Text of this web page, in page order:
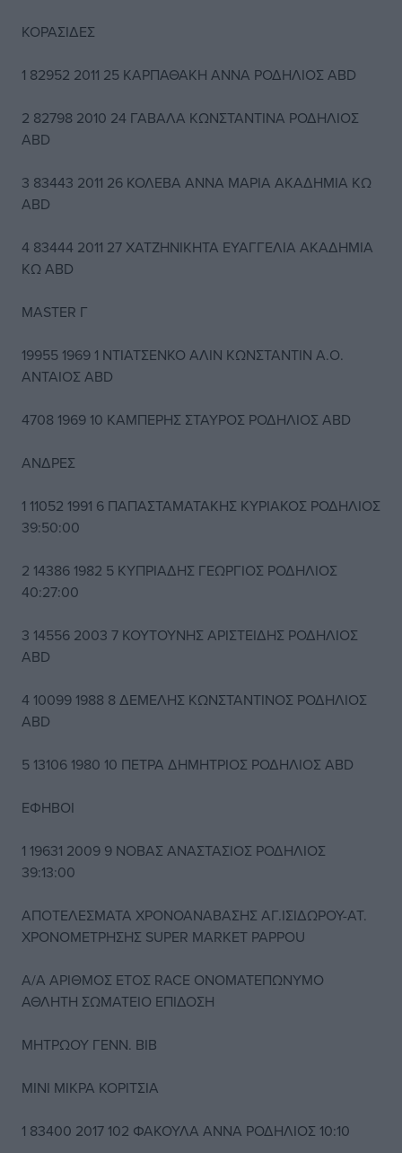
ΚΟΡΑΣΙΔΕΣ
1 82952 2011 25 ΚΑΡΠΑΘΑΚΗ ΑNNΑ ΡΟΔΗΛΙΟΣ ABD
2 82798 2010 24 ΓΑΒΑΛΑ ΚΩΝΣΤΑΝΤΙΝΑ ΡΟΔΗΛΙΟΣ
ABD
3 83443 2011 26 ΚΟΛΕΒΑ ΑΝΝΑ ΜΑΡΙΑ ΑΚΑΔΗΜΙΑ ΚΩ
ABD
4 83444 2011 27 ΧΑΤΖΗΝΙΚΗΤΑ ΕΥΑΓΓΕΛΙΑ ΑΚΑΔΗΜΙΑ
ΚΩ ABD
MASTER Γ
19955 1969 1 ΝΤΙΑΤΣΕΝΚΟ ΑΛΙΝ ΚΩΝΣΤΑΝΤΙΝ Α.Ο.
ΑΝΤΑΙΟΣ ABD
4708 1969 10 ΚΑΜΠΕΡΗΣ ΣΤΑΥΡΟΣ ΡΟΔΗΛΙΟΣ ABD
ΑΝΔΡΕΣ
1 11052 1991 6 ΠΑΠΑΣΤΑΜΑΤΑΚΗΣ ΚΥΡΙΑΚΟΣ ΡΟΔΗΛΙΟΣ
39:50:00
2 14386 1982 5 ΚΥΠΡΙΑΔΗΣ ΓΕΩΡΓΙΟΣ ΡΟΔΗΛΙΟΣ
40:27:00
3 14556 2003 7 ΚΟΥΤΟΥΝΗΣ ΑΡΙΣΤΕΙΔΗΣ ΡΟΔΗΛΙΟΣ
ΑΒD
4 10099 1988 8 ΔΕΜΕΛΗΣ ΚΩΝΣΤΑΝΤΙΝΟΣ ΡΟΔΗΛΙΟΣ
ΑΒD
5 13106 1980 10 ΠΕΤΡΑ ΔΗΜΗΤΡΙΟΣ ΡΟΔΗΛΙΟΣ ΑΒD
ΕΦΗΒΟΙ
1 19631 2009 9 ΝΟΒΑΣ ΑΝΑΣΤΑΣΙΟΣ ΡΟΔΗΛΙΟΣ
39:13:00
ΑΠΟΤΕΛΕΣΜΑΤΑ ΧΡΟΝΟΑΝΑΒΑΣΗΣ ΑΓ.ΙΣΙΔΩΡΟΥ-ΑΤ.
ΧΡΟΝΟΜΕΤΡΗΣΗΣ SUPER MARKET PAPPOU
A/A ΑΡΙΘΜΟΣ ΕΤΟΣ RACE ΟΝΟΜΑΤΕΠΩΝΥΜΟ
ΑΘΛΗΤΗ ΣΩΜΑΤΕΙΟ ΕΠΙΔΟΣΗ
ΜΗΤΡΩΟΥ ΓΕΝΝ. BIB
ΜΙΝΙ ΜΙΚΡΑ ΚΟΡΙΤΣΙΑ
1 83400 2017 102 ΦΑΚΟΥΛΑ ΑΝΝΑ ΡΟΔΗΛΙΟΣ 10:10